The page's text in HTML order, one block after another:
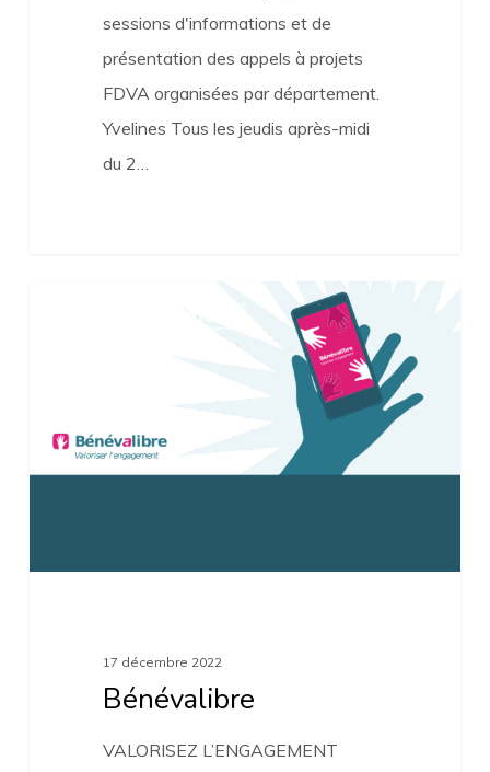
sessions d'informations et de
présentation des appels à projets
FDVA organisées par département.
Yvelines Tous les jeudis après-midi
du 2…
Accompagnement
17 décembre 2022
Bénévalibre
VALORISEZ L’ENGAGEMENT